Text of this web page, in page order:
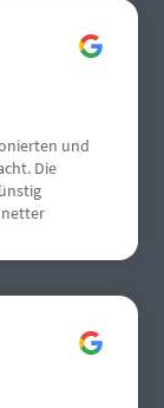
und
Die
netter